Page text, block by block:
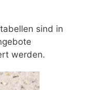
sind in
werden.